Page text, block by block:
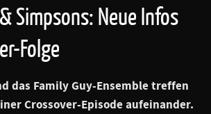
Simpsons: Neue Infos
Folge
das Family Guy-Ensemble treffen
Crossover-Episode aufeinander.